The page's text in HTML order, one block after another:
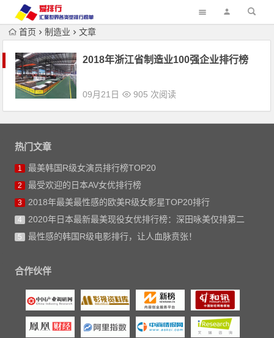
首页 制造业 文章
2018年浙江省制造业100强企业排行榜
09月21日 905 次阅读
热门文章
1 最美韩国R级女演员排行榜TOP20
2 最受欢迎的日本AV女优排行榜
3 2018年最美最性感的欧美R级女影星TOP20排行
4 2020年日本最新最美现役女优排行榜：深田咏美仅排第二
5 最性感的韩国R级电影排行，让人血脉贲张！
合作伙伴